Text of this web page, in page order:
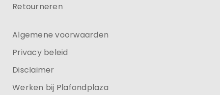
Retourneren
Algemene voorwaarden
Privacy beleid
Disclaimer
Werken bij Plafondplaza